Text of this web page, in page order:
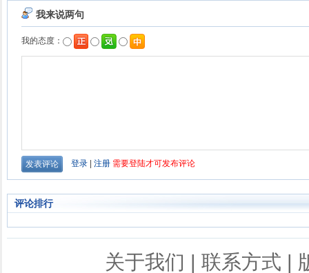
评论排行
关于我们 | 联系方式 |